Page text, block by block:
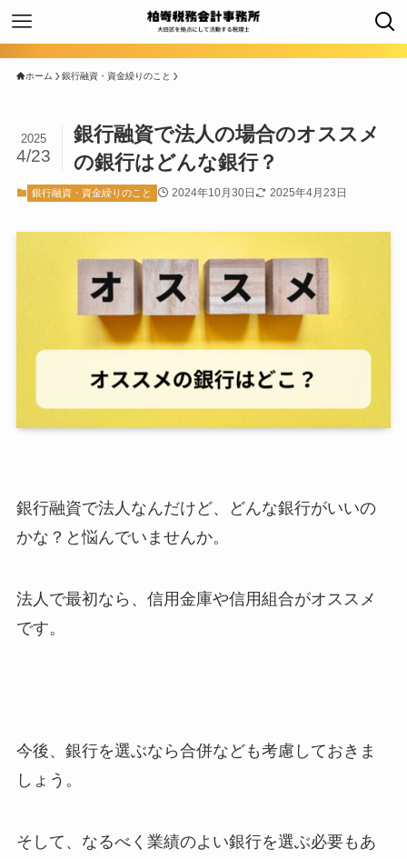
ホーム 銀行融資・資金繰りのこと
銀行融資で法人の場合のオススメ
の銀行はどんな銀行？
2025
4/23
銀行融資・資金繰りのこと 2024年10月30日 2025年4月23日
銀行融資で法人なんだけど、どんな銀行がいいの
かな？と悩んでいませんか。
法人で最初なら、信用金庫や信用組合がオススメ
です。
今後、銀行を選ぶなら合併なども考慮しておきま
しょう。
そして、なるべく業績のよい銀行を選ぶ必要もあ